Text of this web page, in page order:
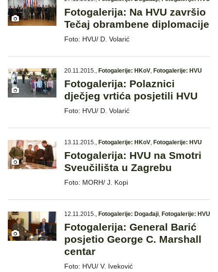
Fotogalerija: Na HVU završio
Tečaj obrambene diplomacije
Foto: HVU/ D. Volarić
20.11.2015., Fotogalerije: HKoV, Fotogalerije: HVU
Fotogalerija: Polaznici
dječjeg vrtića posjetili HVU
Foto: HVU/ D. Volarić
13.11.2015., Fotogalerije: HKoV, Fotogalerije: HVU
Fotogalerija: HVU na Smotri
Sveučilišta u Zagrebu
Foto: MORH/ J. Kopi
12.11.2015., Fotogalerije: Događaji, Fotogalerije: HVU
Fotogalerija: General Barić
posjetio George C. Marshall
centar
Foto: HVU/ V. Iveković